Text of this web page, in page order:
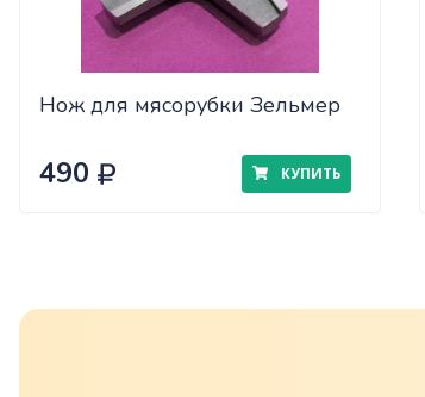
Нож для мясорубки Зельмер
490 КУПИТЬ